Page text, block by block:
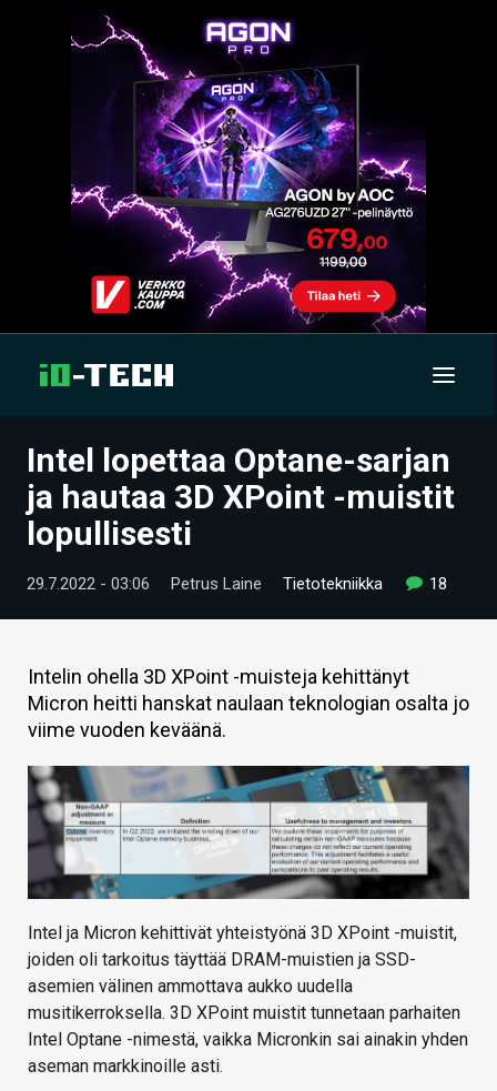
UUTISET
ARTIKKELIT
VIDEOT
TECHBBS
TIETOA
HINTA.FI
VAIHDA TEEMA
Intel lopettaa Optane-sarjan
ja hautaa 3D XPoint -muistit
lopullisesti
29.7.2022 - 03:06 Petrus Laine Tietotekniikka 18
Intelin ohella 3D XPoint -muisteja kehittänyt
Micron heitti hanskat naulaan teknologian osalta jo
viime vuoden keväänä.
Intel ja Micron kehittivät yhteistyönä 3D XPoint -muistit,
joiden oli tarkoitus täyttää DRAM-muistien ja SSD-
asemien välinen ammottava aukko uudella
musitikerroksella. 3D XPoint muistit tunnetaan parhaiten
Intel Optane -nimestä, vaikka Micronkin sai ainakin yhden
aseman markkinoille asti.